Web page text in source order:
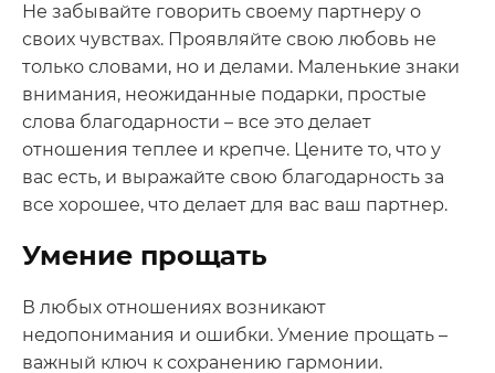
Не забывайте говорить своему партнеру о
своих чувствах. Проявляйте свою любовь не
только словами, но и делами. Маленькие знаки
внимания, неожиданные подарки, простые
слова благодарности – все это делает
отношения теплее и крепче. Цените то, что у
вас есть, и выражайте свою благодарность за
все хорошее, что делает для вас ваш партнер.
Умение прощать
В любых отношениях возникают
недопонимания и ошибки. Умение прощать –
важный ключ к сохранению гармонии.